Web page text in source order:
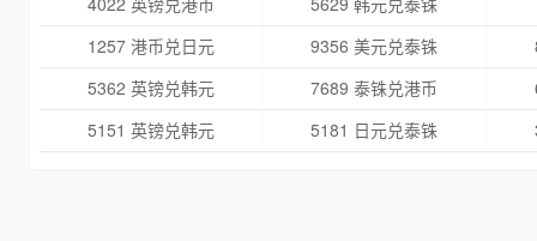
1257 港币兑日元
9356 美元兑泰铢
5362 英镑兑韩元
7689 泰铢兑港币
5151 英镑兑韩元
5181 日元兑泰铢